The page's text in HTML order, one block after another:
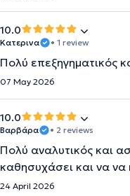
10.0
Κατερινα • 1 review
Πολύ επεξηγηματικός
07 May 2026
10.0
Βαρβάρα • 2 reviews
Πολύ αναλυτικός και
καθησυχάσει και να να
24 April 2026